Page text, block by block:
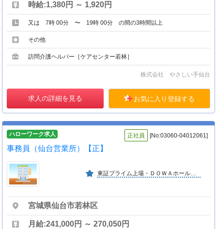
時給:1,380円 ～ 1,920円
又は 7時 00分 〜 19時 00分 の間の3時間以上
その他
訪問介護ヘルパー［ケアセンター若林］
株式会社 やさしい手仙台
求人の詳細を見る お気に入り登録する
ハローワーク求人 正社員 [No:03060-04012061]
事務員（仙台営業所）【正】
東証プライム上場・ＤＯＷＡホールディングス株式会社のグループ 企業です。安定した経営基盤と信頼性の高い企業グループの一員と して、安心して長く働ける環境が整っています。
宮城県仙台市若林区
月給:241,000円 ～ 270,050円